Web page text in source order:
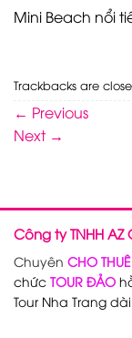
Mini Beach nổi
Trackbacks are
← Previous
Next →
Công ty TNHH AZ
Chuyên CHO
chức TOUR ĐẢO
Tour Nha Trang